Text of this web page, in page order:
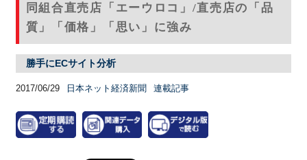
同組合直売店「エーウロコ」/直売店の「品
質」「価格」「思い」に強み
勝手にECサイト分析
2017/06/29 日本ネット経済新聞 連載記事